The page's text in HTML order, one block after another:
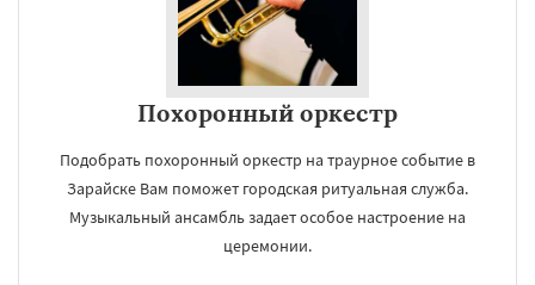
Похоронный оркестр
Подобрать похоронный оркестр на траурное событие в
Зарайске Вам поможет городская ритуальная служба.
Музыкальный ансамбль задает особое настроение на
церемонии.